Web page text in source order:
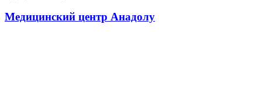
Медицинский центр Анадолу